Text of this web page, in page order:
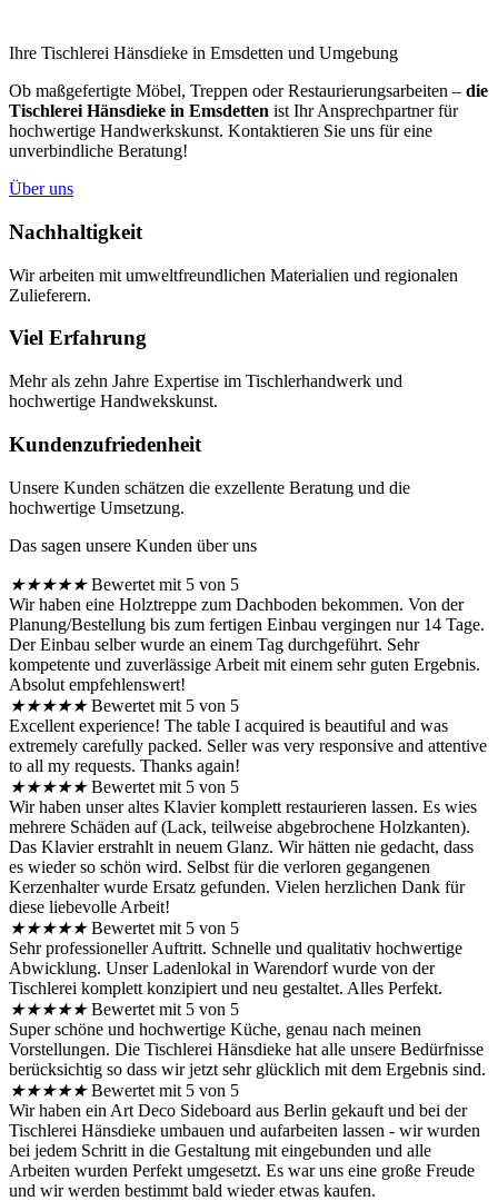
Ihre Tischlerei Hänsdieke in Emsdetten und Umgebung
Ob maßgefertigte Möbel, Treppen oder Restaurierungsarbeiten – die
Tischlerei Hänsdieke in Emsdetten ist Ihr Ansprechpartner für
hochwertige Handwerkskunst. Kontaktieren Sie uns für eine
unverbindliche Beratung!
Über uns
Nachhaltigkeit
Wir arbeiten mit umweltfreundlichen Materialien und regionalen
Zulieferern.
Viel Erfahrung
Mehr als zehn Jahre Expertise im Tischlerhandwerk und
hochwertige Handwekskunst.
Kundenzufriedenheit
Unsere Kunden schätzen die exzellente Beratung und die
hochwertige Umsetzung.
Das sagen unsere Kunden über uns
★★★★★ Bewertet mit 5 von 5
Wir haben eine Holztreppe zum Dachboden bekommen. Von der
Planung/Bestellung bis zum fertigen Einbau vergingen nur 14 Tage.
Der Einbau selber wurde an einem Tag durchgeführt. Sehr
kompetente und zuverlässige Arbeit mit einem sehr guten Ergebnis.
Absolut empfehlenswert!
★★★★★ Bewertet mit 5 von 5
Excellent experience! The table I acquired is beautiful and was
extremely carefully packed. Seller was very responsive and attentive
to all my requests. Thanks again!
★★★★★ Bewertet mit 5 von 5
Wir haben unser altes Klavier komplett restaurieren lassen. Es wies
mehrere Schäden auf (Lack, teilweise abgebrochene Holzkanten).
Das Klavier erstrahlt in neuem Glanz. Wir hätten nie gedacht, dass
es wieder so schön wird. Selbst für die verloren gegangenen
Kerzenhalter wurde Ersatz gefunden. Vielen herzlichen Dank für
diese liebevolle Arbeit!
★★★★★ Bewertet mit 5 von 5
Sehr professioneller Auftritt. Schnelle und qualitativ hochwertige
Abwicklung. Unser Ladenlokal in Warendorf wurde von der
Tischlerei komplett konzipiert und neu gestaltet. Alles Perfekt.
★★★★★ Bewertet mit 5 von 5
Super schöne und hochwertige Küche, genau nach meinen
Vorstellungen. Die Tischlerei Hänsdieke hat alle unsere Bedürfnisse
berücksichtig so dass wir jetzt sehr glücklich mit dem Ergebnis sind.
★★★★★ Bewertet mit 5 von 5
Wir haben ein Art Deco Sideboard aus Berlin gekauft und bei der
Tischlerei Hänsdieke umbauen und aufarbeiten lassen - wir wurden
bei jedem Schritt in die Gestaltung mit eingebunden und alle
Arbeiten wurden Perfekt umgesetzt. Es war uns eine große Freude
und wir werden bestimmt bald wieder etwas kaufen.